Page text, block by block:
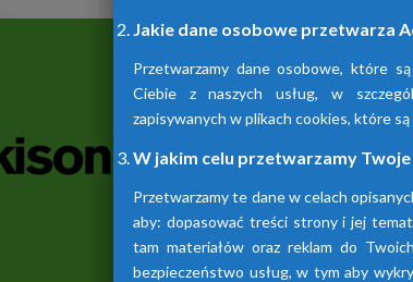
Firma Pneumatik
technice
Dowiedz się więcej
Jakie dane osobowe przetwarza
Przetwarzamy dane osobowe, które
Ciebie z naszych usług, w
zapisywanych w plikach cookies, które
W jakim celu przetwarzamy Twoje
Przetwarzamy te dane w celach
aby: dopasować treści strony i jej
tam materiałów oraz reklam do
bezpieczeństwo usług, w tym aby